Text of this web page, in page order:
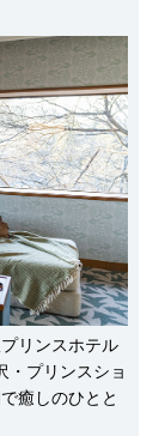
リンスホテル
・プリンスショ
癒しのひとと